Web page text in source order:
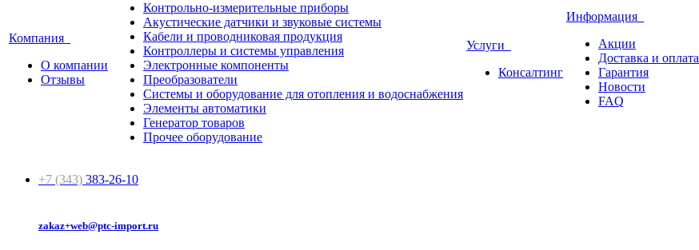
Компания
О компании
Отзывы
Контрольно-измерительные приборы
Акустические датчики и звуковые системы
Кабели и проводниковая продукция
Контроллеры и системы управления
Электронные компоненты
Преобразователи
Системы и оборудование для отопления и водоснабжения
Элементы автоматики
Генератор товаров
Прочее оборудование
Услуги
Консалтинг
Информация
Акции
Доставка и оплата
Гарантия
Новости
FAQ
+7 (343) 383-26-10
zakaz+web@ptc-import.ru